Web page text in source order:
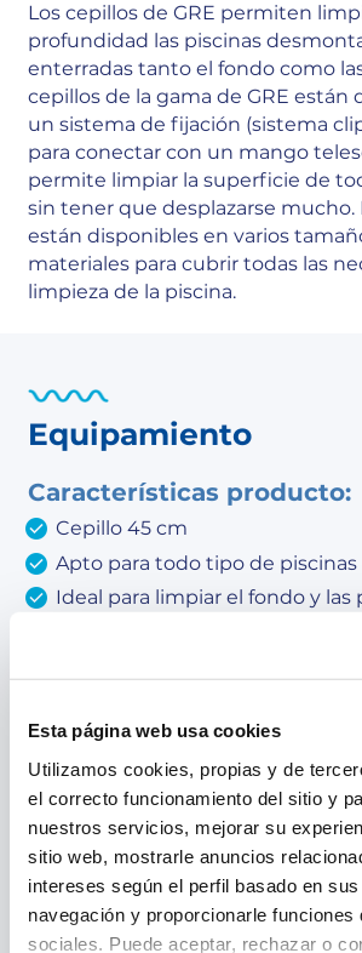
Esta página web usa cookies
Utilizamos cookies, propias y de
el correcto funcionamiento del sitio y
nuestros servicios, mejorar su
sitio web, mostrarle anuncios
intereses según el perfil basado en
navegación y proporcionarle funciones
sociales. Puede aceptar, rechazar o
Los cepillos de GRE permiten
profundidad las piscinas
enterradas tanto el fondo como
cepillos de la gama de GRE están
un sistema de fijación (sistema
para conectar con un mango
permite limpiar la superficie de
sin tener que desplazarse mucho.
están disponibles en varios
materiales para cubrir todas las
limpieza de la piscina.
Equipamiento
Características producto:
Cepillo 45 cm
Apto para todo tipo de piscinas
Ideal para limpiar el fondo y las
proporciona una larga
Limpia en profundidad sin
Fácil de utilizar y cómodo
Permite llegar a la suciedad de
complicadas
Ayuda a mantener la
previniendo la aparición de